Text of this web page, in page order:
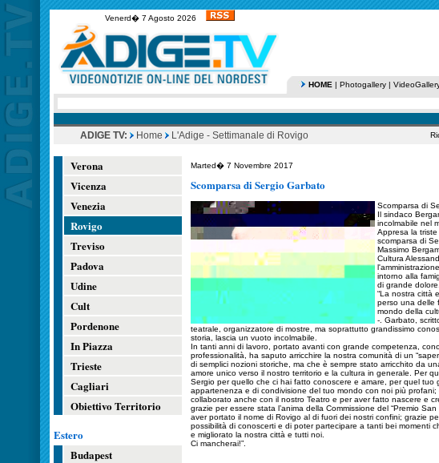
Venerd� 7 Agosto 2026
HOME | Photogallery |
ADIGE TV: Home L'Adige - Settimanale di Rovigo
Verona
Vicenza
Venezia
Rovigo
Treviso
Padova
Udine
Cult
Pordenone
In Piazza
Trieste
Cagliari
Obiettivo Territorio
Estero
Budapest
Marted� 7 Novembre 2017
Scomparsa di Sergio Garbato
Scomparsa di
Il sindaco
incolmabile nel
Appresa la
scomparsa di
Massimo
Cultura
intorno alla
di grande dolore.
“La nostra città
perso una delle
mondo della
-. Garbato,
teatrale, organizzatore di mostre, ma soprattutto grandissimo
storia, lascia un vuoto incolmabile.
In tanti anni di lavoro, portato avanti con grande competenza,
professionalità, ha saputo arricchire la nostra comunità di un
di semplici nozioni storiche, ma che è sempre stato arricchito da
amore unico verso il nostro territorio e la cultura in generale. Per
Sergio per quello che ci hai fatto conoscere e amare, per quel tuo
appartenenza e di condivisione del tuo mondo con noi più profani;
collaborato anche con il nostro Teatro e per aver fatto nascere e
grazie per essere stata l’anima della Commissione del “Premio
aver portato il nome di Rovigo al di fuori dei nostri confini; grazie
possibilità di conoscerti e di poter partecipare a tanti bei momenti
e migliorato la nostra città e tutti noi.
Ci mancherai!”.